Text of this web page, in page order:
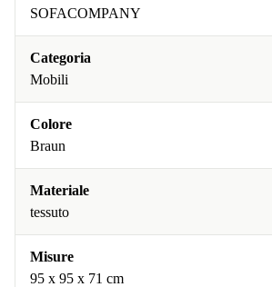
SOFACOMPANY
Categoria
Mobili
Colore
Braun
Materiale
tessuto
Misure
95 x 95 x 71 cm